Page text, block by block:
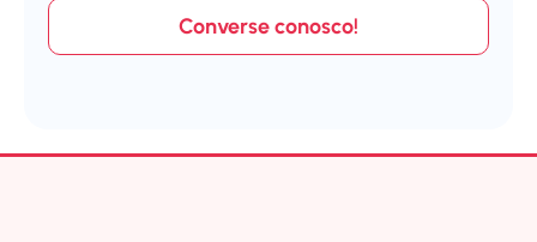
Converse conosco!